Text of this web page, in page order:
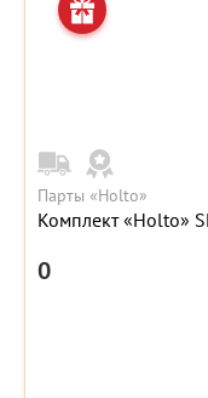
Парты «Holto»
Комплект «Holto»
0